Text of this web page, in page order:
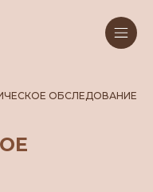
ОБСЛЕДОВАНИЕ